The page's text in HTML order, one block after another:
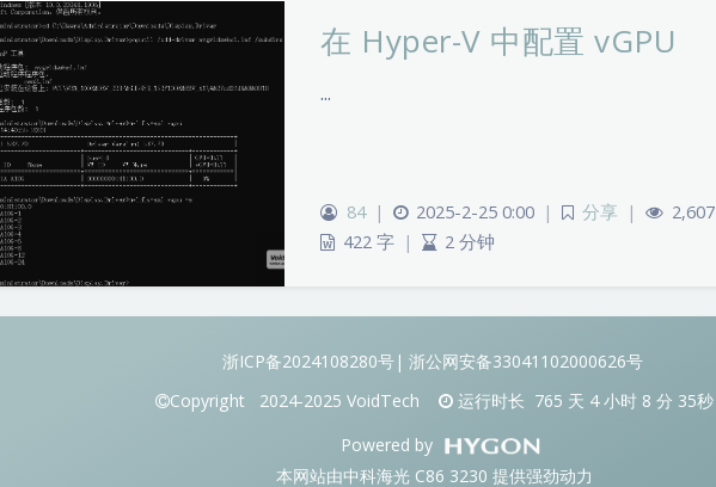
在 Hyper-V 中配置 vGPU
...
84 | 2025-2-25 0:00 | 分享 |
2,607
422 字 | 2 分钟
浙ICP备2024108280号 | 浙公网安备33041102000626号
Copyright
2024-2025 VoidTech 运行时长 765 天 4小时 8 分 35秒
Powered by
本网站由中科海光 C86 3230 提供强劲动力